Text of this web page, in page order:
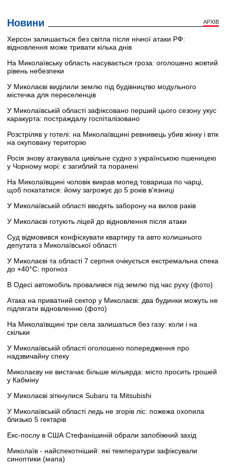
Новини АРХІВ
Херсон залишається без світла після нічної атаки РФ:
відновлення може тривати кілька днів
На Миколаївську область насувається гроза: оголошено жовтий
рівень небезпеки
У Миколаєві виділили землю під будівництво модульного
містечка для переселенців
У Миколаївській області зафіксовано перший цього сезону укус
каракурта: постраждалу госпіталізовано
Розстріляв у готелі: на Миколаївщині ревнивець убив жінку і втік
на окуповану територію
Росія знову атакувала цивільне судно з українською пшеницею
у Чорному морі: є загиблий та поранені
На Миколаївщині чоловік викрав мопед товариша по чарці,
щоб покататися: йому загрожує до 5 років в'язниці
У Миколаївській області вводять заборону на вилов раків
У Миколаєві готують ліцей до відновлення після атаки
Суд відмовився конфіскувати квартиру та авто колишнього
депутата з Миколаївської області
У Миколаєві та області 7 серпня очікується екстремальна спека
до +40°C: прогноз
В Одесі автомобіль провалився під землю під час руху (фото)
Атака на приватний сектор у Миколаєві: два будинки можуть не
підлягати відновленню (фото)
На Миколаївщині три села залишаться без газу: коли і на
скільки
У Миколаївській області оголошено попередження про
надзвичайну спеку
Миколаєву не вистачає більше мільярда: місто просить грошей
у Кабміну
У Миколаєві зіткнулися Subaru та Mitsubishi
У Миколаївській області ледь не згорів ліс: пожежа охопила
близько 5 гектарів
Екс-послу в США Стефанішиній обрали запобіжний захід
Миколаїв - найспекотніший: які температури зафіксували
синоптики (мапа)